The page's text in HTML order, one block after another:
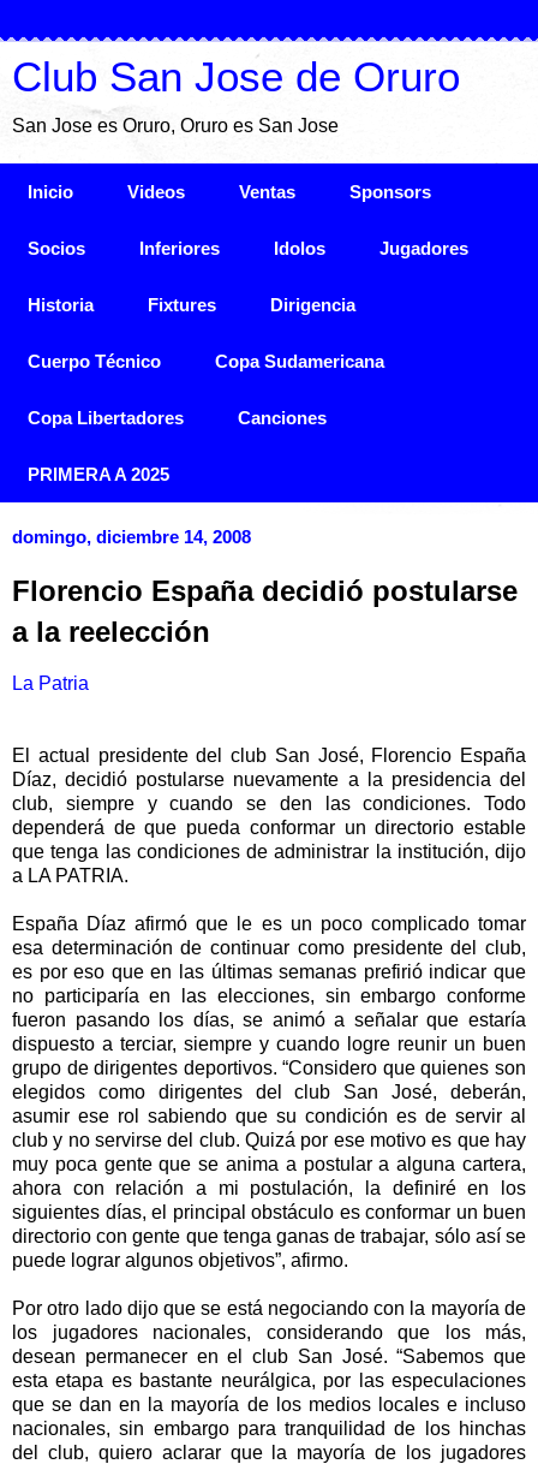
Club San Jose de Oruro
San Jose es Oruro, Oruro es San Jose
Inicio Videos Ventas Sponsors
Socios Inferiores Idolos Jugadores
Historia Fixtures Dirigencia
Cuerpo Técnico Copa Sudamericana
Copa Libertadores Canciones
PRIMERA A 2025
domingo, diciembre 14, 2008
Florencio España decidió postularse
a la reelección
La Patria
El actual presidente del club San José, Florencio España
Díaz, decidió postularse nuevamente a la presidencia del
club, siempre y cuando se den las condiciones. Todo
dependerá de que pueda conformar un directorio estable
que tenga las condiciones de administrar la institución, dijo
a LA PATRIA.
España Díaz afirmó que le es un poco complicado tomar
esa determinación de continuar como presidente del club,
es por eso que en las últimas semanas prefirió indicar que
no participaría en las elecciones, sin embargo conforme
fueron pasando los días, se animó a señalar que estaría
dispuesto a terciar, siempre y cuando logre reunir un buen
grupo de dirigentes deportivos. “Considero que quienes son
elegidos como dirigentes del club San José, deberán,
asumir ese rol sabiendo que su condición es de servir al
club y no servirse del club. Quizá por ese motivo es que hay
muy poca gente que se anima a postular a alguna cartera,
ahora con relación a mi postulación, la definiré en los
siguientes días, el principal obstáculo es conformar un buen
directorio con gente que tenga ganas de trabajar, sólo así se
puede lograr algunos objetivos”, afirmo.
Por otro lado dijo que se está negociando con la mayoría de
los jugadores nacionales, considerando que los más,
desean permanecer en el club San José. “Sabemos que
esta etapa es bastante neurálgica, por las especulaciones
que se dan en la mayoría de los medios locales e incluso
nacionales, sin embargo para tranquilidad de los hinchas
del club, quiero aclarar que la mayoría de los jugadores